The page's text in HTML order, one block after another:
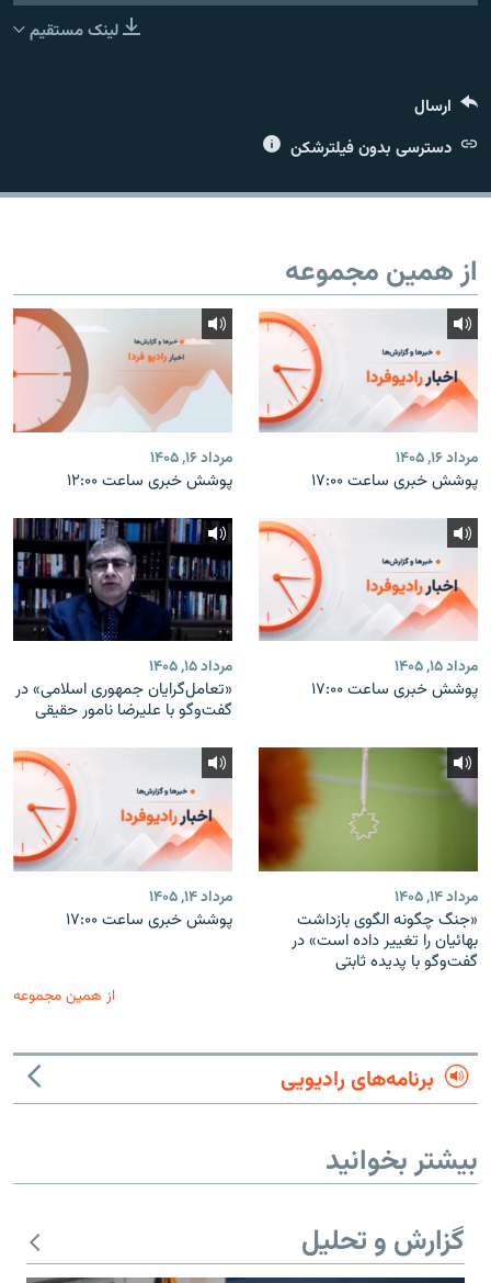
لینک مستقیم
ارسال
دسترسی بدون فیلترشکن
از همین مجموعه
مرداد ۱۶, ۱۴۰۵
پوشش خبری ساعت ۱۷:۰۰
مرداد ۱۶, ۱۴۰۵
پوشش خبری ساعت ۱۲:۰۰
مرداد ۱۵, ۱۴۰۵
پوشش خبری ساعت ۱۷:۰۰
مرداد ۱۵, ۱۴۰۵
«تعامل‌گرایان جمهوری اسلامی» در
گفت‌وگو با علیرضا نامور حقیقی
مرداد ۱۴, ۱۴۰۵
«جنگ چگونه الگوی بازداشت
بهائیان را تغییر داده است» در
گفت‌وگو با پدیده ثابتی
مرداد ۱۴, ۱۴۰۵
پوشش خبری ساعت ۱۷:۰۰
از همین مجموعه
برنامه‌های رادیویی
بیشتر بخوانید
گزارش و تحلیل